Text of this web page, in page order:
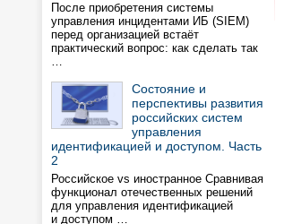
После приобретения системы
управления инцидентами ИБ (SIEM)
перед организацией встаёт
практический вопрос: как сделать так
…
Состояние и
перспективы развития
российских систем
управления
идентификацией и доступом. Часть
2
Российское vs иностранное Сравнивая
функционал отечественных решений
для управления идентификацией
и доступом …